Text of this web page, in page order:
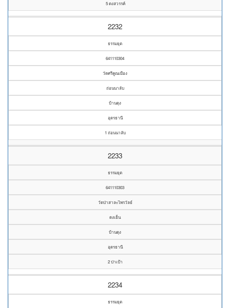
5 ดงสวรรค์
2232
ธรรมยุต
641110304
วัดศรีคูณเมือง
ถ่อนนาลับ
บ้านดุง
อุดรธานี
1 ถ่อนนาลับ
2233
ธรรมยุต
641110303
วัดป่าสาละไพรวัลย์
ดงเย็น
บ้านดุง
อุดรธานี
2 ป่าเป้า
2234
ธรรมยุต